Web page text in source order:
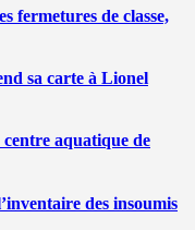
fermetures de classe,
sa carte à Lionel
aquatique de
des insoumis